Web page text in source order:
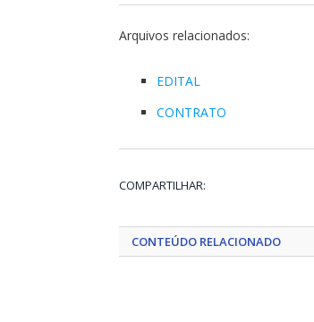
Arquivos relacionados:
EDITAL
CONTRATO
COMPARTILHAR:
CONTEÚDO RELACIONADO